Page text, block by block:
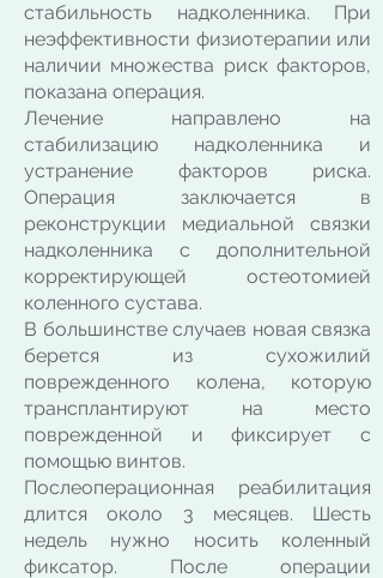
стабильность надколенника. При
неэффективности физиотерапии или
наличии множества риск факторов,
показана операция.
Лечение направлено на
стабилизацию надколенника и
устранение факторов риска.
Операция заключается в
реконструкции медиальной связки
надколенника с дополнительной
корректирующей остеотомией
коленного сустава.
В большинстве случаев новая связка
берется из сухожилий
поврежденного колена, которую
трансплантируют на место
поврежденной и фиксирует с
помощью винтов.
Послеоперационная реабилитация
длится около 3 месяцев. Шесть
недель нужно носить коленный
фиксатор. После операции